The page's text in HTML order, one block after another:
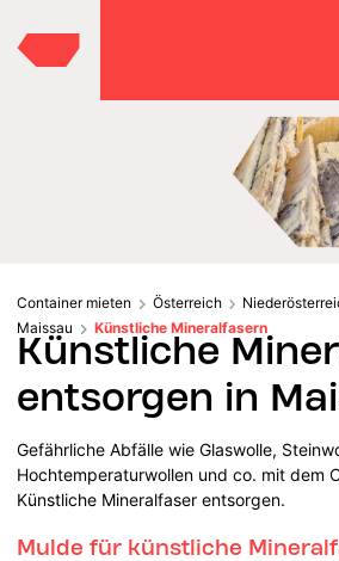
Container mieten Österreich
Maissau
Künstliche Mineralfasern
Künstliche
entsorgen in
Gefährliche Abfälle wie Glaswolle,
Hochtemperaturwollen und co. mit dem
Künstliche Mineralfaser entsorgen.
Mulde für künstliche